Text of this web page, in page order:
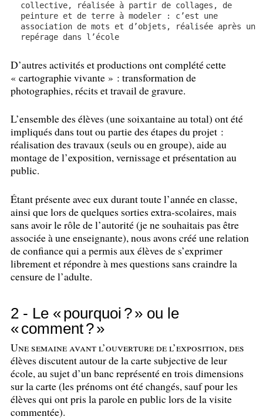
collective, réalisée à partir de collages, de
peinture et de terre à modeler : c’est une
association de mots et d’objets, réalisée après un
repérage dans l’école
D’autres activités et productions ont complété cette
« cartographie vivante » : transformation de
photographies, récits et travail de gravure.
L’ensemble des élèves (une soixantaine au total) ont été
impliqués dans tout ou partie des étapes du projet :
réalisation des travaux (seuls ou en groupe), aide au
montage de l’exposition, vernissage et présentation au
public.
Étant présente avec eux durant toute l’année en classe,
ainsi que lors de quelques sorties extra-scolaires, mais
sans avoir le rôle de l’autorité (je ne souhaitais pas être
associée à une enseignante), nous avons créé une relation
de confiance qui a permis aux élèves de s’exprimer
librement et répondre à mes questions sans craindre la
censure de l’adulte.
2 - Le «pourquoi ?» ou le
«comment?»
Une semaine avant l’ouverture de l’exposition, des
élèves discutent autour de la carte subjective de leur
école, au sujet d’un banc représenté en trois dimensions
sur la carte (les prénoms ont été changés, sauf pour les
élèves qui ont pris la parole en public lors de la visite
commentée).